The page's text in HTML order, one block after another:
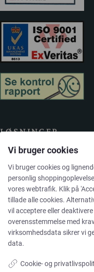
LØSNINGER
Brands
Cases
Produkter
Services
Vi bruger cookies
Vi bruger cookies og
personlig
vores webtrafik. Klik på
tillade alle cookies.
vil acceptere eller
overensstemmelse med
virksomhedsdata sikrer vi
data.
Cookie- og